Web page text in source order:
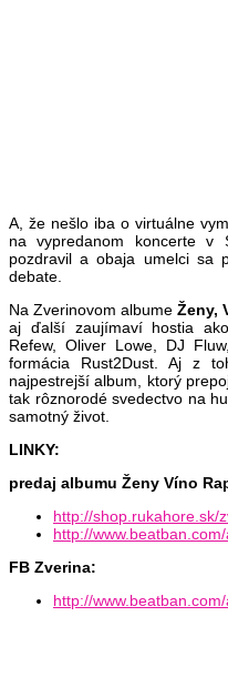
A, že nešlo iba o virtuálne
na vypredanom koncerte v
pozdravil a obaja umelci sa
debate.
Na Zverinovom albume Ženy,
aj ďalší zaujímaví hostia
Refew, Oliver Lowe, DJ
formácia Rust2Dust. Aj z
najpestrejší album, ktorý
tak rôznorodé svedectvo na
samotný život.
LINKY:
predaj albumu Ženy Víno
http://shop.rukahore.sk/
http://
FB Zverina:
http://